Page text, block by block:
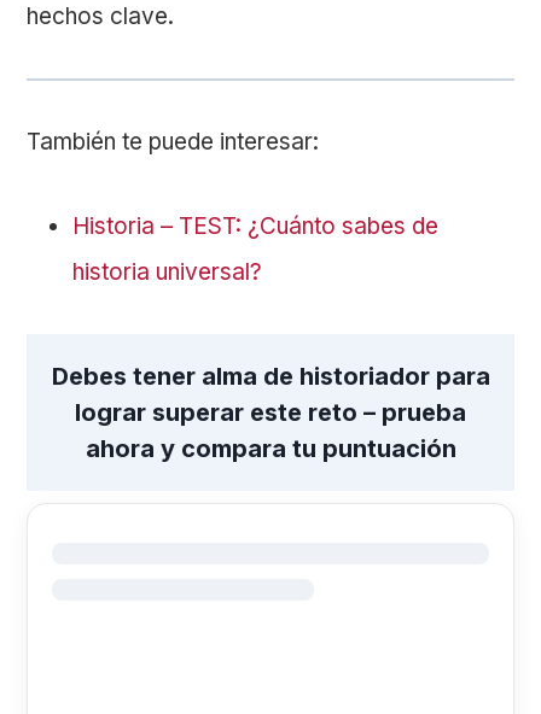
hechos clave.
También te puede interesar:
Historia – TEST: ¿Cuánto sabes de
historia universal?
Debes tener alma de historiador para
lograr superar este reto – prueba
ahora y compara tu puntuación